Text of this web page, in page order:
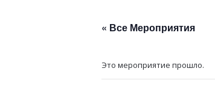
« Все Мероприятия
Это мероприятие прошло.